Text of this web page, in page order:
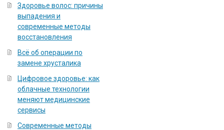
Здоровье волос: причины
выпадения и
современные методы
восстановления
Всё об операции по
замене хрусталика
Цифровое здоровье: как
облачные технологии
меняют медицинские
сервисы
Современные методы